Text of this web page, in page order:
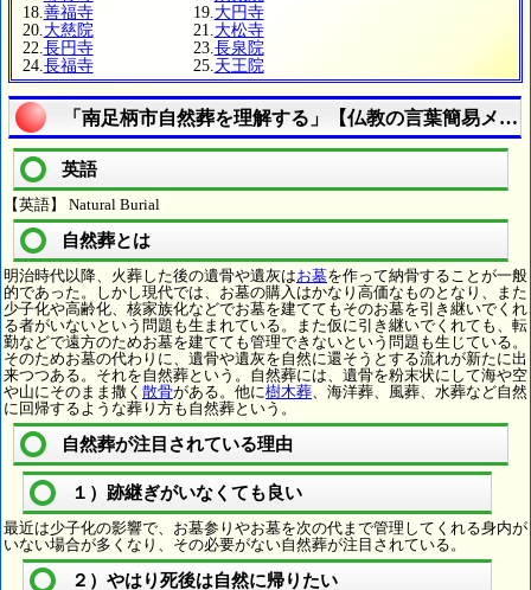
18. 善福寺 19. 大円寺
20. 大慈院 21. 大松寺
22. 長円寺 23. 長泉院
24. 長福寺 25. 天王院
「南足柄市自然葬を理解する」【仏教の言葉簡易メモ
英語
【英語】 Natural Burial
自然葬とは
明治時代以降、火葬した後の遺骨や遺灰はお墓を作って納骨することが一般
的であった。しかし現代では、お墓の購入はかなり高価なものとなり、また
少子化や高齢化、核家族化などでお墓を建ててもそのお墓を引き継いでくれ
る者がいないという問題も生まれている。また仮に引き継いでくれても、転
勤などで遠方のためお墓を建てても管理できないという問題も生じている。
そのためお墓の代わりに、遺骨や遺灰を自然に還そうとする流れが新たに出
来つつある。それを自然葬という。自然葬には、遺骨を粉末状にして海や空
や山にそのまま撒く 散骨がある。他に樹木葬、海洋葬、風葬、水葬など自然
に回帰するような葬り方も自然葬という。
自然葬が注目されている理由
１）跡継ぎがいなくても良い
最近は少子化の影響で、お墓参りやお墓を次の代まで管理してくれる身内が
いない場合が多くなり、その必要がない自然葬が注目されている。
２）やはり死後は自然に帰りたい